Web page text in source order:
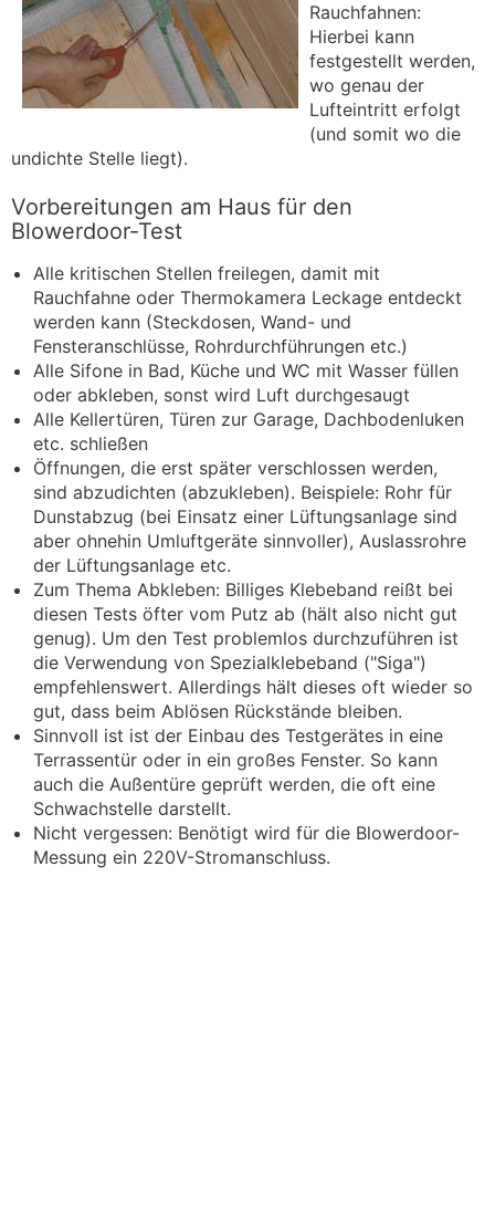
Rauchfahnen:
Hierbei kann
festgestellt werden,
wo genau der
Lufteintritt erfolgt
(und somit wo die
undichte Stelle liegt).
Vorbereitungen am Haus für den
Blowerdoor-Test
Alle kritischen Stellen freilegen, damit mit
Rauchfahne oder Thermokamera Leckage entdeckt
werden kann (Steckdosen, Wand- und
Fensteranschlüsse, Rohrdurchführungen etc.)
Alle Sifone in Bad, Küche und WC mit Wasser füllen
oder abkleben, sonst wird Luft durchgesaugt
Alle Kellertüren, Türen zur Garage, Dachbodenluken
etc. schließen
Öffnungen, die erst später verschlossen werden,
sind abzudichten (abzukleben). Beispiele: Rohr für
Dunstabzug (bei Einsatz einer Lüftungsanlage sind
aber ohnehin Umluftgeräte sinnvoller), Auslassrohre
der Lüftungsanlage etc.
Zum Thema Abkleben: Billiges Klebeband reißt bei
diesen Tests öfter vom Putz ab (hält also nicht gut
genug). Um den Test problemlos durchzuführen ist
die Verwendung von Spezialklebeband ("Siga")
empfehlenswert. Allerdings hält dieses oft wieder so
gut, dass beim Ablösen Rückstände bleiben.
Sinnvoll ist ist der Einbau des Testgerätes in eine
Terrassentür oder in ein großes Fenster. So kann
auch die Außentüre geprüft werden, die oft eine
Schwachstelle darstellt.
Nicht vergessen: Benötigt wird für die Blowerdoor-
Messung ein 220V-Stromanschluss.